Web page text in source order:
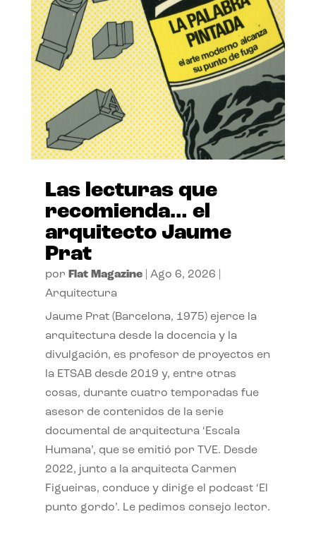
Las lecturas que
recomienda… el
arquitecto Jaume
Prat
por Flat Magazine| Ago 6, 2026
Arquitectura
Jaume Prat (Barcelona, 1975) ejerce la
arquitectura desde la docencia y la
divulgación, es profesor de proyectos en
la ETSAB desde 2019 y, entre otras
cosas, durante cuatro temporadas fue
asesor de contenidos de la serie
documental de arquitectura ‘Escala
Humana’, que se emitió por TVE. Desde
2022, junto a la arquitecta Carmen
Figueiras, conduce y dirige el podcast ‘El
punto gordo’. Le pedimos consejo lector.